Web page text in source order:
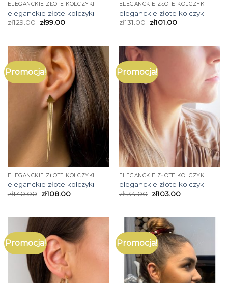
ELEGANCKIE ZŁOTE KOLCZYKI
eleganckie złote kolczyki
zł129.00 zł99.00
ELEGANCKIE ZŁOTE KOLCZYKI
eleganckie złote kolczyki
zł131.00 zł101.00
Promocja!
ELEGANCKIE ZŁOTE KOLCZYKI
eleganckie złote kolczyki
zł140.00 zł108.00
Promocja!
ELEGANCKIE ZŁOTE KOLCZYKI
eleganckie złote kolczyki
zł134.00 zł103.00
Promocja! Promocja!